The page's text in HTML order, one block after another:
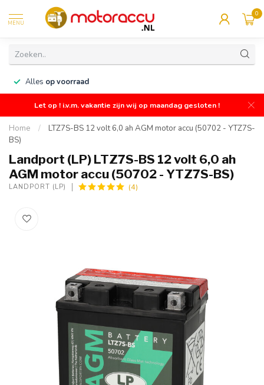
MENU
0
Alles op voorraad
Let op ! i.v.m. vakantie zijn wij op maandag gesloten !
Home /
LTZ7S-BS 12 volt 6,0 ah AGM motor accu (50702 - YTZ7S-
BS)
Landport (LP) LTZ7S-BS 12 volt 6,0 ah
AGM motor accu (50702 - YTZ7S-BS)
LANDPORT (LP) (4)